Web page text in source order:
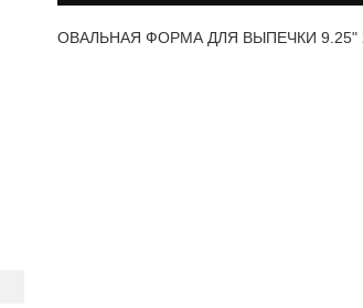
ОВАЛЬНАЯ ФОРМА ДЛЯ ВЫПЕЧКИ 9.25" X